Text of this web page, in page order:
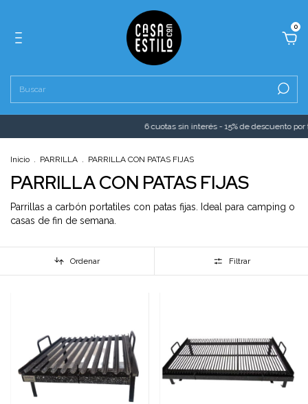
0
6 cuotas sin interés - 15% de descuento por
Inicio . PARRILLA . PARRILLA CON PATAS FIJAS
PARRILLA CON PATAS FIJAS
Parrillas a carbón portatiles con patas fijas. Ideal para camping o
casas de fin de semana.
Ordenar Filtrar